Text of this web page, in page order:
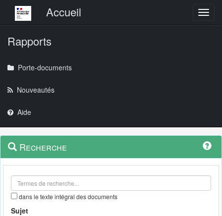
Menu principalAccueil
Rapports
Porte-documents
Nouveautés
Aide
Navigation
outils
Menu
contextuel
Recherche
dans le texte intégral des documents
Sujet